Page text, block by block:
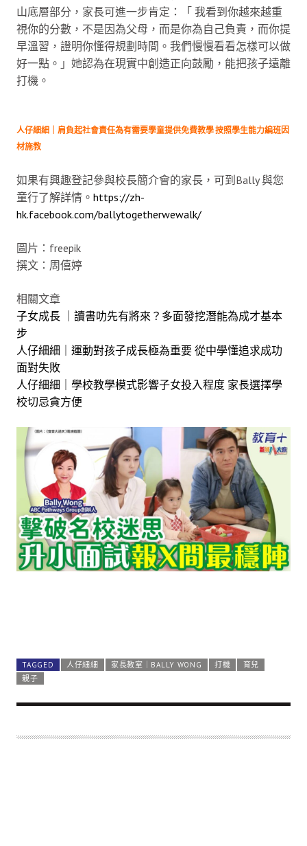
山底層部分，家長可進一步肯定：「 我看到你越來越重
視你的分數，不是因為父母，而是你為自己負責，而你提
早溫習，證明你懂得規劃時間。我們慢慢看看怎樣可以做
好一點。」她認為在現實中創造正向鼓勵，能把孩子遠離
打機。
人仔細細｜肩負起社會責任為有需要學童提供免費教學 按照學生能力編班因
材施教
如果有興趣登記參與校長簡介會的家長，可到Bally 與您
童行了解詳情。 https://zh-
hk.facebook.com/ballytogetherwewalk/
圖片：freepik
撰文：周僖婷
相關文章
子女成長 ｜讀書叻先有將來？多面發挖潛能為成才基本
步
人仔細細｜運動對孩子成長極為重要 從中學懂追求成功
面對失敗
人仔細細｜學校教學模式影響子女投入程度 家長選擇學
校切忌貪方便
TAGGED 人仔細細 家長教室｜BALLY WONG 打機
育兒
親子